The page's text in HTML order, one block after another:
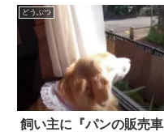
う！
どうぶつ
飼い主に『パンの販売車